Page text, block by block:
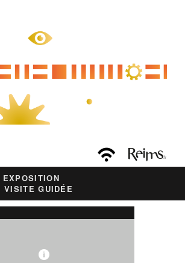
EXPOSITION
VISITE GUIDÉE